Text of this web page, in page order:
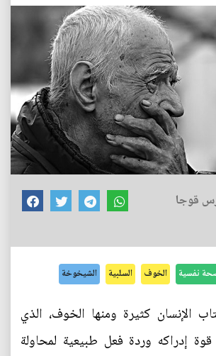
قوجا
نفسية الخوف السلبية الشيخوخة
الإنسان كثيرة ومنها الخوف، الذي
إدراكه وردة فعل طبيعية لمحاولة